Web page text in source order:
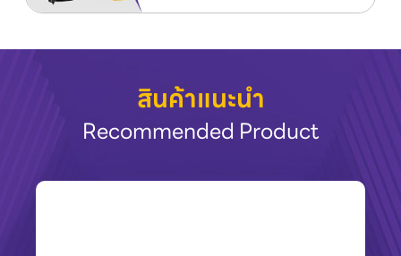
สินค้าแนะนำ
Recommended Product